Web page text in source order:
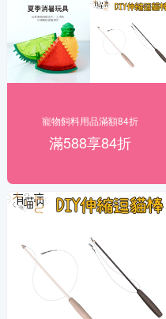
寵物飼料用品滿額84折
滿588享84折